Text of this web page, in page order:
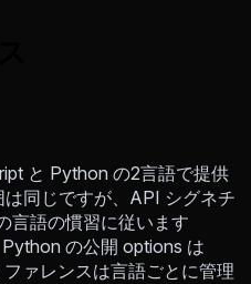
と Python の2言語で提供
同じですが、API シグネチ
言語の慣習に従います
Python の公開 options は
ァレンスは言語ごとに管理